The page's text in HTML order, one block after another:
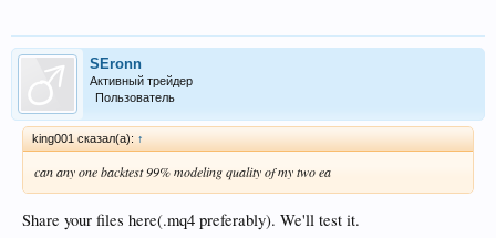
SEronn
Активный трейдер
Пользователь
king001 сказал(а): ↑
can any one backtest 99% modeling quality of my two ea
Share your files here(.mq4 preferably). We'll test it.